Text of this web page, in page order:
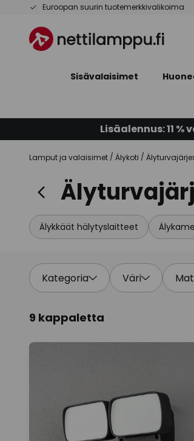
Euroopan suurin tuotemerkkivalikoima
Skip
Content
Sisävalaisimet
Lisäalennus: 11 %
Lamput ja valaisimet Älykoti
Älykkäät hälytyslaitteet
Kategoria Väri
9 kappaletta